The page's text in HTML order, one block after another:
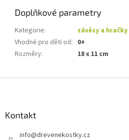
Doplňkové parametry
Kategorie:
závěsy a
Vhodné pro děti od: 0+
Rozměry: 18 x 11 cm
Kontakt
info@drevenekostky.cz